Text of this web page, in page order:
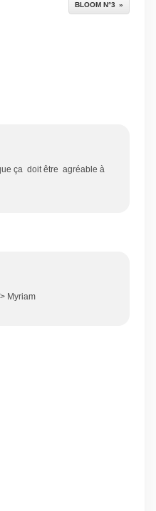
BLOOM N°3
ça doit être agréable à
Myriam